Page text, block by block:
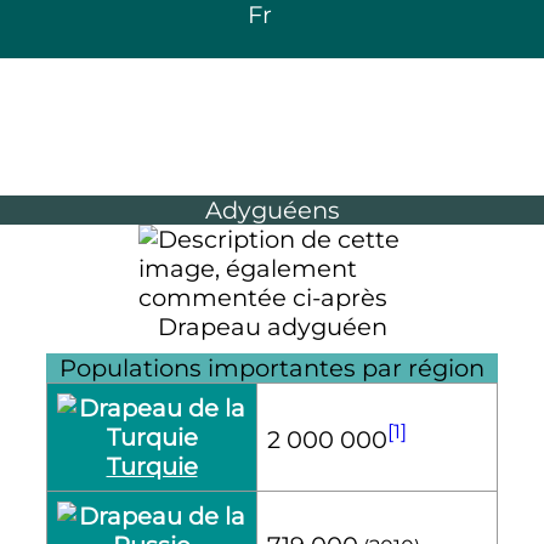
Fr
Adyguéens
Drapeau adyguéen
Populations importantes par région
Turquie
2 000 000[1]